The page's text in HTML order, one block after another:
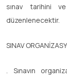
sınav tarihini
düzenlenecektir.
SINAV
. Sınavın